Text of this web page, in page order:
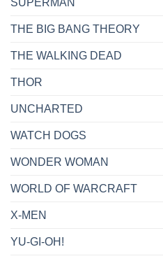
THE BIG BANG THEORY
THE WALKING DEAD
THOR
UNCHARTED
WATCH DOGS
WONDER WOMAN
WORLD OF WARCRAFT
X-MEN
YU-GI-OH!